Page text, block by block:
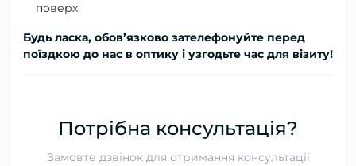
поверх
Будь ласка, обов’язково зателефонуйте перед
поїздкою до нас в оптику і узгодьте час для візиту!
Потрібна консультація?
Замовте дзвінок для отримання консультації